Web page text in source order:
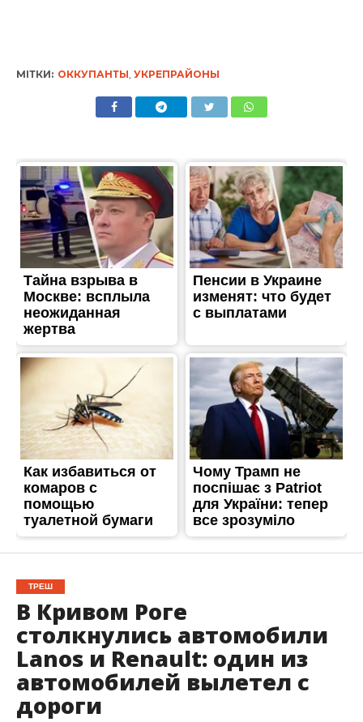
МІТКИ: ОККУПАНТЫ УКРЕПРАЙОНЫ
ТРЕШ
В Кривом Роге
столкнулись автомобили
Lanos и Renault: один из
автомобилей вылетел с
дороги